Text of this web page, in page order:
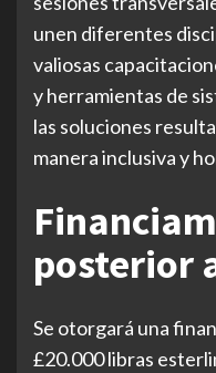
unen diferentes
valiosas
y herramientas de
las soluciones
manera inclusiva y
posterior
Se otorgará una
£20.000 libras